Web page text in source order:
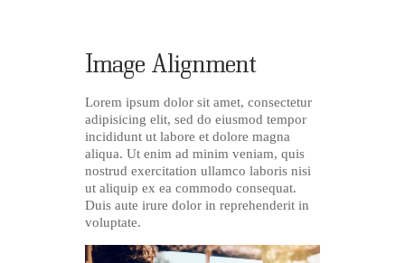
Image Alignment
Lorem ipsum dolor sit amet, consectetur
adipisicing elit, sed do eiusmod tempor
incididunt ut labore et dolore magna
aliqua. Ut enim ad minim veniam, quis
nostrud exercitation ullamco laboris nisi
ut aliquip ex ea commodo consequat.
Duis aute irure dolor in reprehenderit in
voluptate.